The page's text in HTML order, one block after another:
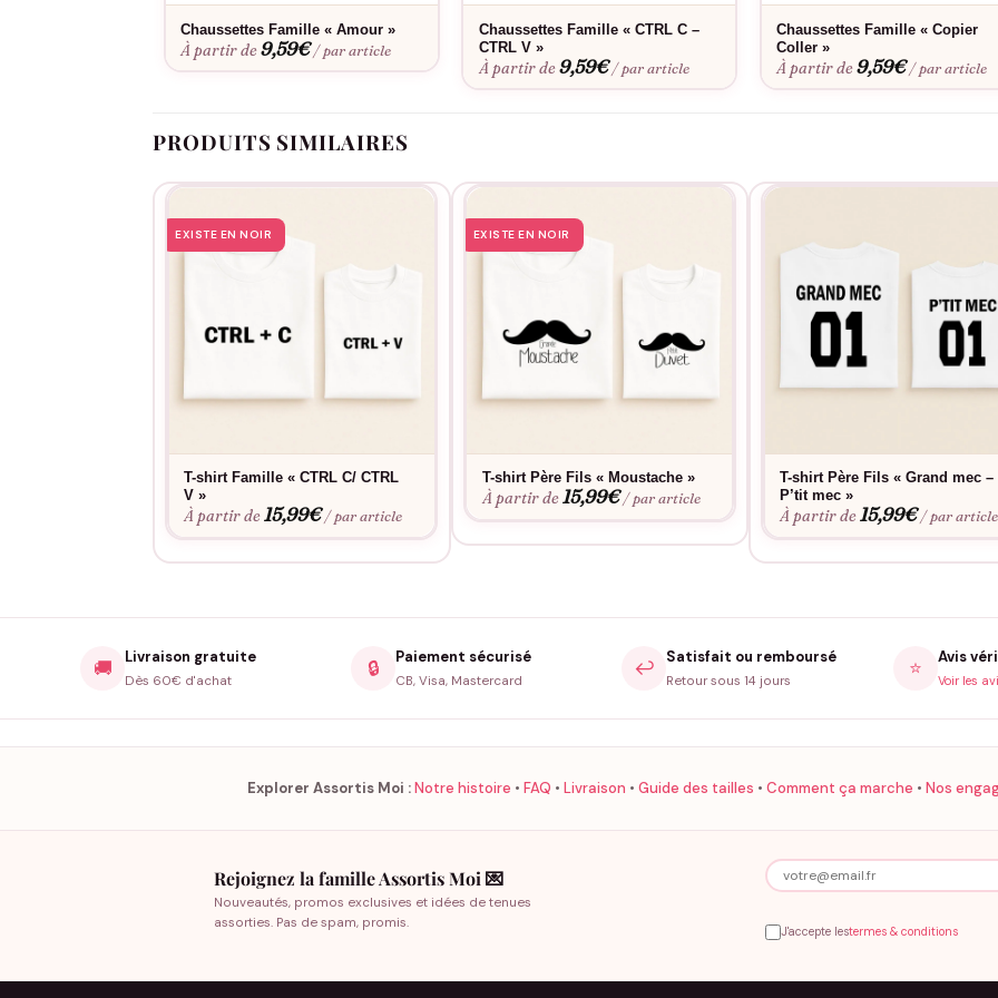
Chaussettes Famille « Amour »
À partir de9,59€ / par article
Chaussettes Famille « CTRL C –
CTRL V »
À partir de9,59€ / par article
Chaussettes Famille « Copier
Coller »
À partir de9,59€ / par article
PRODUITS SIMILAIRES
EXISTE EN NOIR
T-shirt Famille « CTRL C/ CTRL
V »
À partir de15,99€ / par article
EXISTE EN NOIR
T-shirt Père Fils « Moustache »
À partir de15,99€ / par article
T-shirt Père Fils « Grand mec –
P’tit mec »
À partir de15,99€ / par article
🚚 Livraison gratuite
Dès 60€ d'achat
🔒 Paiement sécurisé
CB, Visa, Mastercard
↩️ Satisfait ou remboursé
Retour sous 14 jours
⭐ Avis
Voir les
Explorer Assortis Moi :Notre histoire • FAQ • Livraison • Guide des tailles • Comment ça marche • Nos
Rejoignez la famille Assortis Moi 💌
Nouveautés, promos exclusives et idées de tenues
assorties. Pas de spam, promis.
J'accepte lestermes & conditions